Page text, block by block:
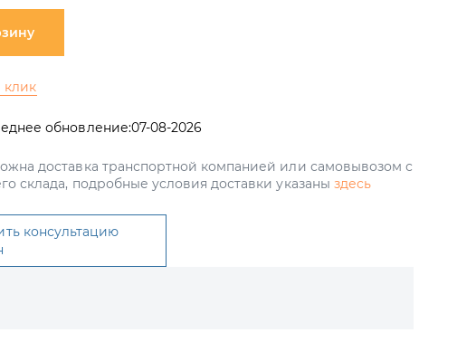
клик
обновление:07-08-2026
доставка транспортной компанией или самовывозом с
склада, подробные условия доставки указаны здесь
консультацию